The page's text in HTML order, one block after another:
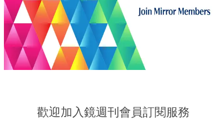
歡迎加入鏡週刊會員訂閱服務